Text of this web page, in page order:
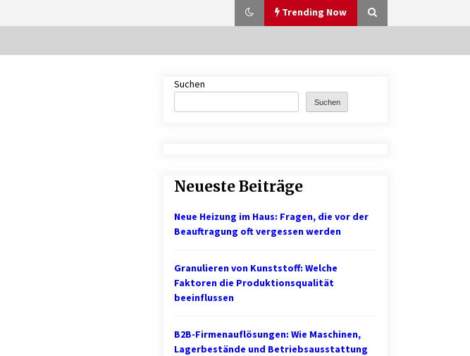
Trending Now
B2B-Firmenauflösungen: Wie
Maschinen, Lagerbestände und
Betriebsausstattung sinnvoll
2 Monaten ago
1. Bestandsmanagement: Den
Überblick behalten
Mietverwaltung in Karlsruhe:
Zuverlässige Immobilienbetreuung
Suchen
Suchen
Neueste Beiträge
Neue Heizung im Haus: Fragen, die vor der
Beauftragung oft vergessen werden
Granulieren von Kunststoff: Welche
Faktoren die Produktionsqualität
beeinflussen
B2B-Firmenauflösungen: Wie Maschinen,
Lagerbestände und Betriebsausstattung